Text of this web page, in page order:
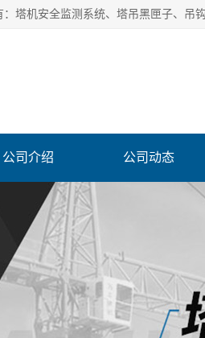
公司介绍 公司动态